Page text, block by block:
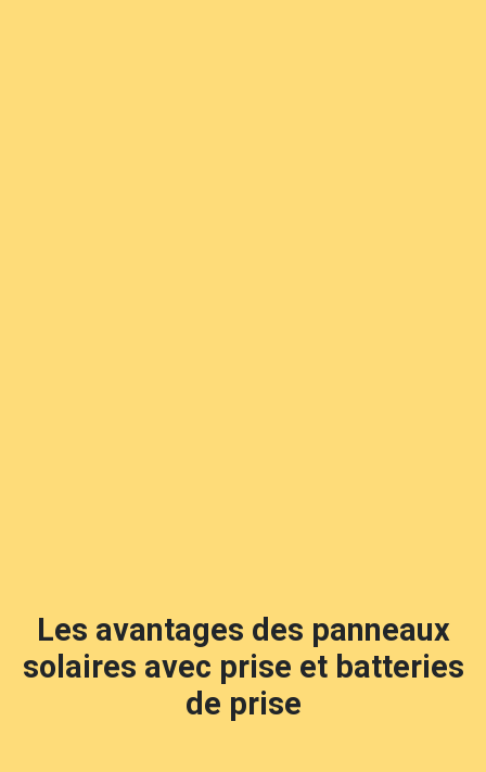
Les avantages des panneaux
solaires avec prise et batteries
de prise